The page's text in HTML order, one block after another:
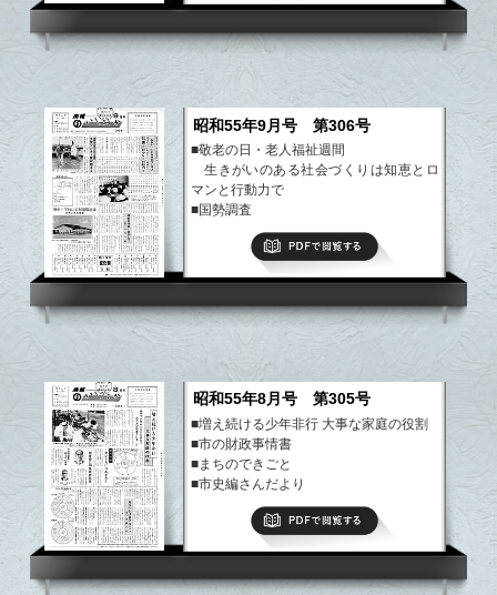
昭和55年9月号 第306号
■敬老の日・老人福祉週間
生きがいのある社会づくりは知恵とロ
マンと行動力で
■国勢調査
■住みよい町づくりに地元説明会始まる
■市史編さんだより
昭和55年8月号 第305号
■増え続ける少年非行 大事な家庭の役割
■市の財政事情書
■まちのできごと
■市史編さんだより
■期待される新しいエネルギー開発
PDFで閲覧する